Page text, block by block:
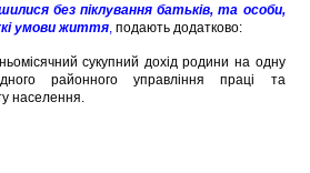
без піклування батьків, та особи,
умови життя, подають додатково:
сукупний дохід родини на одну
районного управління праці та
населення.